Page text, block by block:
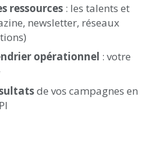
ressources : les talents et
newsletter, réseaux
opérationnel : votre
de vos campagnes en